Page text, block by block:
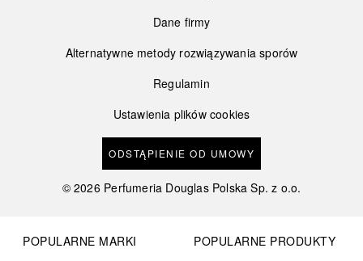
Dane firmy
Alternatywne metody rozwiązywania sporów
Regulamin
Ustawienia plików cookies
ODSTĄPIENIE OD UMOWY
©2026 Perfumeria Douglas Polska Sp. z o.o.
POPULARNE MARKI
POPULARNE PRODUKTY